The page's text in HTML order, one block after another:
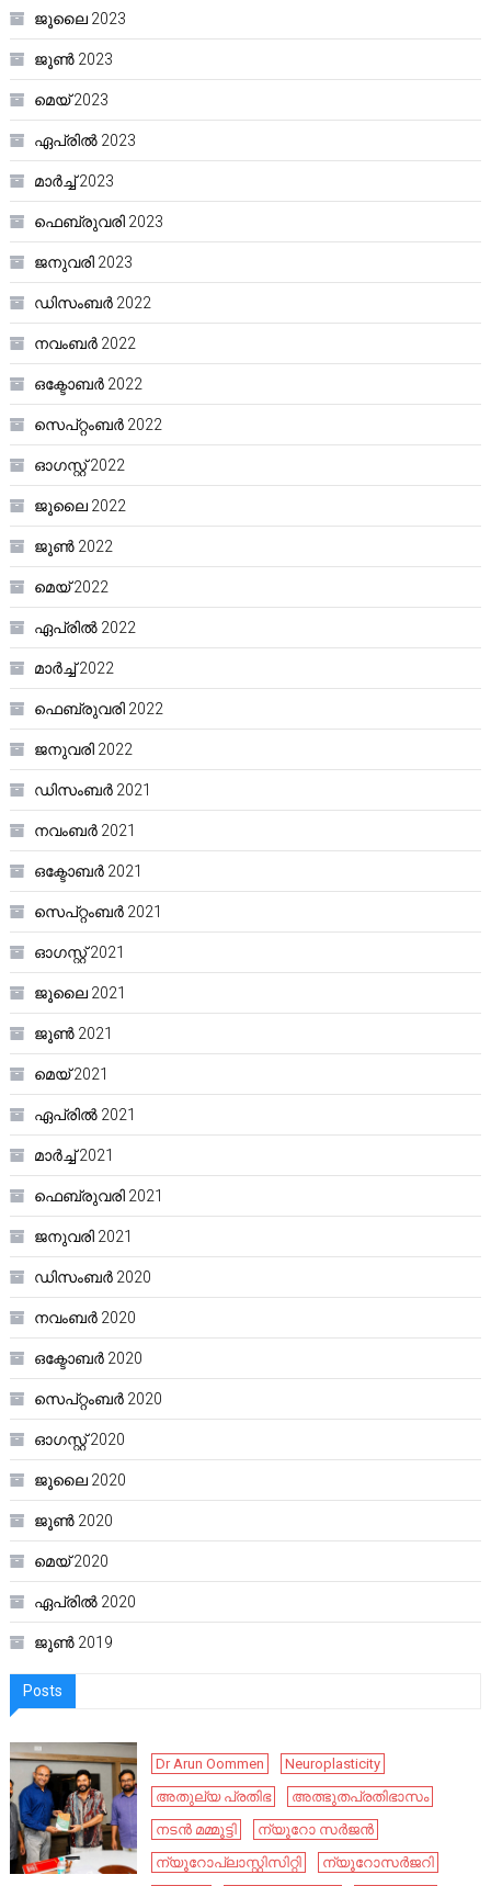
ജൂലൈ 2023
ജൂൺ 2023
മെയ്‌ 2023
ഏപ്രിൽ 2023
മാർച്ച്‌ 2023
ഫെബ്രുവരി 2023
ജനുവരി 2023
ഡിസംബർ 2022
നവംബർ 2022
ഒക്ടോബർ 2022
സെപ്റ്റംബർ 2022
ഓഗസ്റ്റ്‌ 2022
ജൂലൈ 2022
ജൂൺ 2022
മെയ്‌ 2022
ഏപ്രിൽ 2022
മാർച്ച്‌ 2022
ഫെബ്രുവരി 2022
ജനുവരി 2022
ഡിസംബർ 2021
നവംബർ 2021
ഒക്ടോബർ 2021
സെപ്റ്റംബർ 2021
ഓഗസ്റ്റ്‌ 2021
ജൂലൈ 2021
ജൂൺ 2021
മെയ്‌ 2021
ഏപ്രിൽ 2021
മാർച്ച്‌ 2021
ഫെബ്രുവരി 2021
ജനുവരി 2021
ഡിസംബർ 2020
നവംബർ 2020
ഒക്ടോബർ 2020
സെപ്റ്റംബർ 2020
ഓഗസ്റ്റ്‌ 2020
ജൂലൈ 2020
ജൂൺ 2020
മെയ്‌ 2020
ഏപ്രിൽ 2020
ജൂൺ 2019
Posts
Dr Arun Oommen
Neuroplasticity
അതുല്യ പ്രതിഭ
അത്ഭുതപ്രതിഭാസം
നടൻ മമ്മൂട്ടി
ന്യൂറോ സർജൻ
ന്യൂറോപ്ലാസ്റ്റിസിറ്റി
ന്യൂറോസർജറി